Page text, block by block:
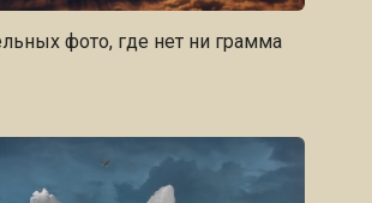
фото, где нет ни грамма